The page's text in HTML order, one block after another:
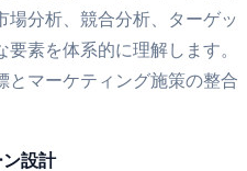
場分析、競合分析、ターゲッ
要素を体系的に理解します。
とマーケティング施策の整合
ン設計